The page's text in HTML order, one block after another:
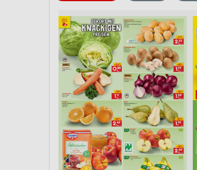
Messung der Performance von Inhalten
Analyse von Zielgruppen durch Statistiken
Entwicklung und Verbesserung der Angebote
Verwendung reduzierter Daten zur Auswahl
IAB-Besonderheiten:
Verwendung genauer Standortdaten